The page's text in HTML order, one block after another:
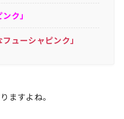
ク」
フューシャピンク」
ますよね。